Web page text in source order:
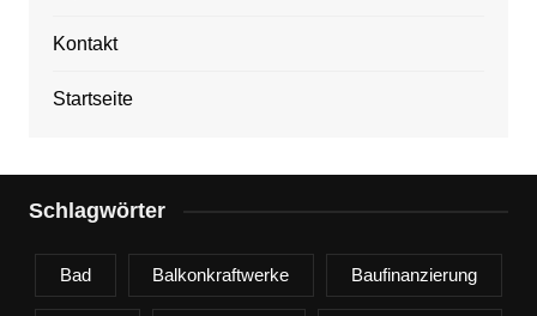
Kontakt
Startseite
Schlagwörter
Bad Balkonkraftwerke Baufinanzierung